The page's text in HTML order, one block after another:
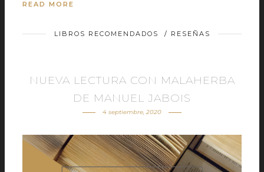
READ MORE
LIBROS RECOMENDADOS / RESEÑAS
NUEVA LECTURA CON MALAHERBA
DE MANUEL JABOIS
4 septiembre, 2020